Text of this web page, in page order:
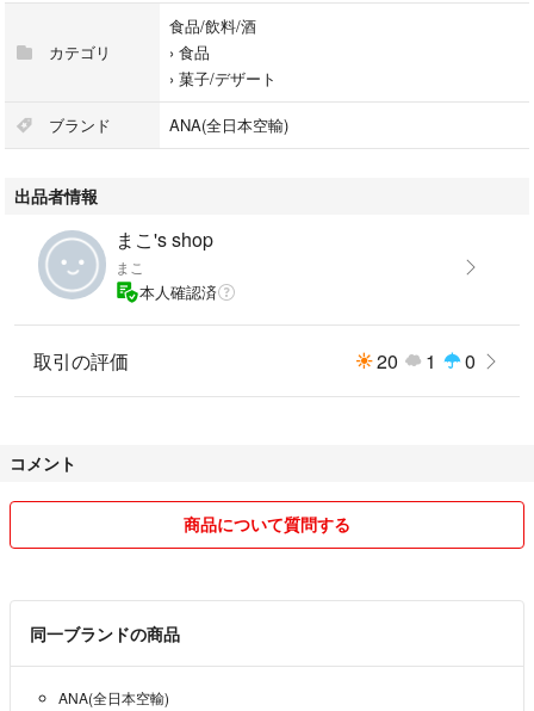
【飛行機グミ】ブルーハワイ味のハード食感
星空をイメージした、きらきらパウダーで見た目も可愛い商品になって
います。
賞味期限 : 2026年5月31日
★ANA FINDELISH 青組(空港ごっこ) 68g
感
賞味期限 : 2026年9月7日
定価 : 各 295円 × 9個
10袋入 ＡＮＡＦＩＮＤＥＬＩＳＨ青組ナイトフライト68g/07/31
#機内食
カテゴリ
食品/飲料/酒
› 食品
› 菓子/デザート
ブランド ANA(全日本空輸)
出品者情報
まこ's shop
まこ
本人確認済
取引の評価 20 1 0
コメント
商品について質問する
同一ブランドの商品
ANA(全日本空輸)